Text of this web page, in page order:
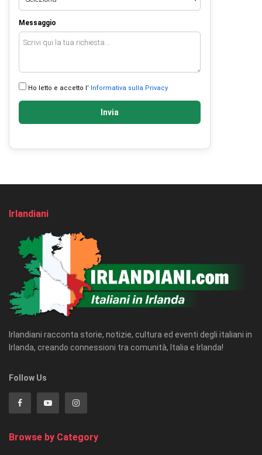
Messaggio
Ho letto e accetto l’ Informativa sulla Privacy
Invia
Irlandiani
Irlandiani racconta storie, notizie, cultura ed eventi degli italiani in
Irlanda, creando connessioni tra comunità, Italia e Irlanda!
Follow Us
Browse by Category